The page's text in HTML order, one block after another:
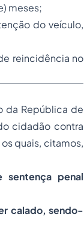
meses;
do veículo,
reincidência no
da República de
cidadão contra
quais, citamos,
penal
calado, sendo-